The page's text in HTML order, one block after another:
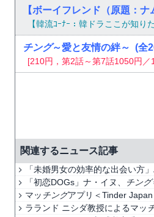
【ボーイフレンド（原題：ナ
【韓流ｺｰﾅｰ：韓ドラここが知り
チング～愛と友情の絆～ (全
[210円，第2話～第7話1050円／
関連するニュース記事
「未婚男女の効率的な出会い方
「初恋DOGs」ナ・イヌ、
チング
マッ チングアプリ＜Tinder
ラランド ニシダ教授によるマッ